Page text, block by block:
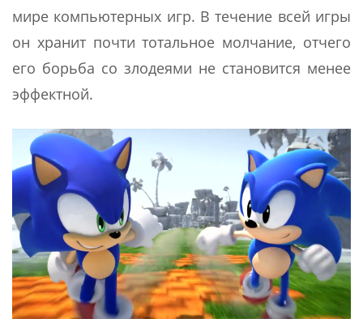
мире компьютерных игр. В течение всей игры
он хранит почти тотальное молчание, отчего
его борьба со злодеями не становится менее
эффектной.